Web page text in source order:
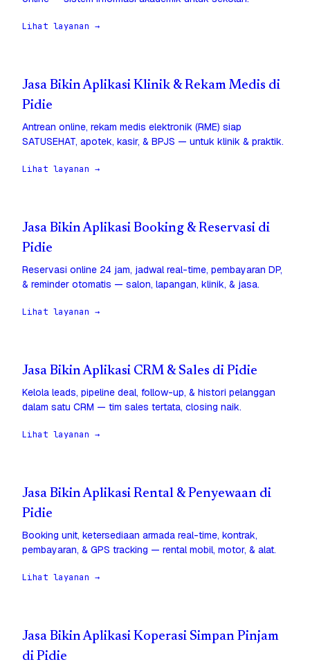
Lihat layanan →
Jasa Bikin Aplikasi Klinik & Rekam Medis di
Pidie
Antrean online, rekam medis elektronik (RME) siap
SATUSEHAT, apotek, kasir, & BPJS — untuk klinik & praktik.
Lihat layanan →
Jasa Bikin Aplikasi Booking & Reservasi di
Pidie
Reservasi online 24 jam, jadwal real-time, pembayaran DP,
& reminder otomatis — salon, lapangan, klinik, & jasa.
Lihat layanan →
Jasa Bikin Aplikasi CRM & Sales di Pidie
Kelola leads, pipeline deal, follow-up, & histori pelanggan
dalam satu CRM — tim sales tertata, closing naik.
Lihat layanan →
Jasa Bikin Aplikasi Rental & Penyewaan di
Pidie
Booking unit, ketersediaan armada real-time, kontrak,
pembayaran, & GPS tracking — rental mobil, motor, & alat.
Lihat layanan →
Jasa Bikin Aplikasi Koperasi Simpan Pinjam
di Pidie